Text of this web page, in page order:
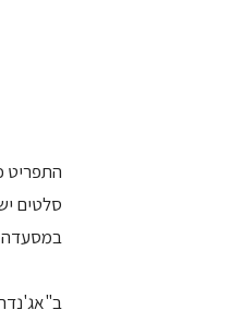
סלטים
במסעדה